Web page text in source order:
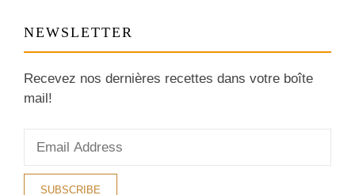
NEWSLETTER
Recevez nos dernières recettes dans votre boîte
mail!